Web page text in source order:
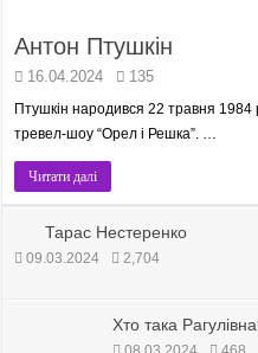
Антон Птушкін
16.04.2024 135
Птушкін народився 22 травня 1984
тревел-шоу “Орел і Решка”. …
Читати далі
Тарас Нестеренко
09.03.2024 2,704
Хто така